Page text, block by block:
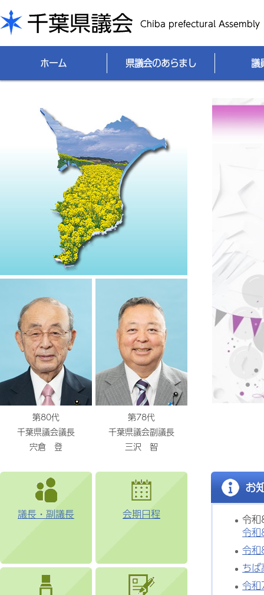
千葉県議会
ホーム 県議会のあらまし 議
第80代
千葉県議会議長
宍倉 登
第78代
千葉県議会副議長
三沢 智
議長・副議長 会期日程
お
令
令
令
ち
令